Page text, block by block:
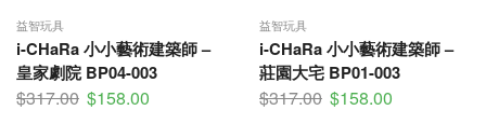
益智玩具
i-CHaRa 小小藝術建築師 –
皇家劇院 BP04-003
$317.00 $158.00
益智玩具
i-CHaRa 小小藝術建築師 –
莊園大宅 BP01-003
$317.00 $158.00